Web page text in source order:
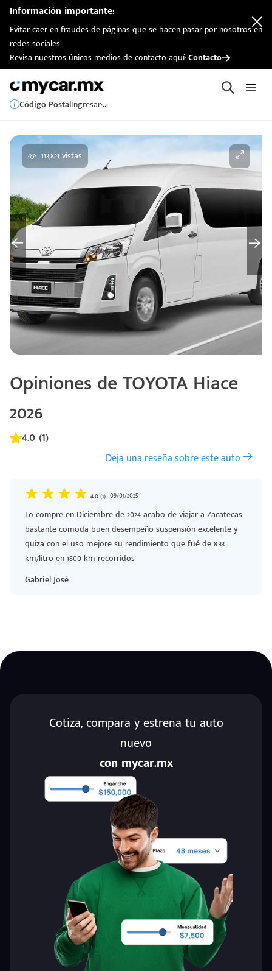
Información importante:
Evitar caer en fraudes de páginas que se hacen pasar por nosotros en
redes sociales.
Revisa nuestros únicos medios de contacto aquí:Contacto
Código PostalIngresar
Código
113,821 vistas
Opiniones de TOYOTA Hiace
2026
4.0 (1)
Deja una reseña sobre este auto
4.0 (1) 09/01/2025
Lo compre en Diciembre de 2024 acabo de viajar a Zacatecas
bastante comoda buen desempeño suspensión excelente y
quiza con el uso mejore su rendimiento que fué de 8.33
km/litro en 1800 km recorridos
Gabriel José
Cotiza, compara y estrena tu auto
nuevo
con mycar.mx